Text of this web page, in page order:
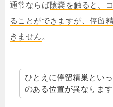
通常ならば陰嚢を触ると、
ることができますが、停留
きません 。
ひとえに停留精巣とい
のある位置が異なります